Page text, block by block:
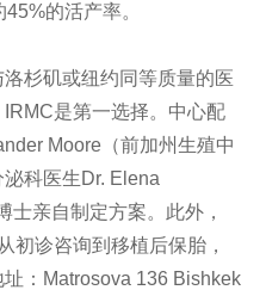
的活产率。
杉矶或纽约同等质量的医
是第一选择。中心配
Moore（前加州生殖中
科医生Dr. Elena
士亲自制定方案。此外，
初诊咨询到移植后保胎，
：Matrosova 136 Bishkek